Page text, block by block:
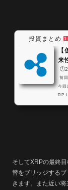
投資まとめ 1
来
前
今回
RP
そしてXRPの最終
替をブリッジする
きます。また近い